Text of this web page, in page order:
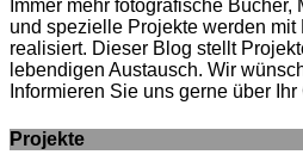
Immer mehr fotografische
und spezielle Projekte werden
realisiert. Dieser Blog stellt
lebendigen Austausch. Wir
Informieren Sie uns gerne über
Projekte